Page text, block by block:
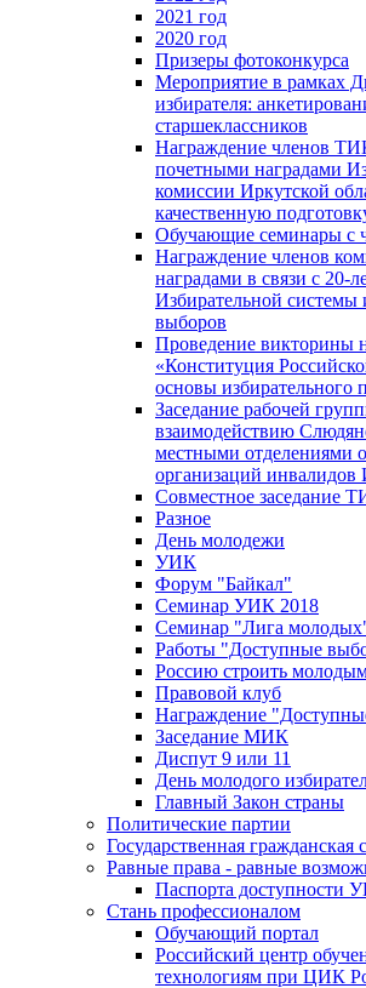
2021 год
2020 год
Призеры фотоконкурса
Мероприятие в рамках
избирателя:
старшеклассников
Награждение членов
почетными наградами
комиссии Иркутской
качественную
Обучающие семинары с
Награждение членов
наградами в связи с 20-
Избирательной системы
выборов
Проведение викторины
«Конституция
основы избирательного
Заседание рабочей
взаимодействию
местными отделениями
организаций
Совместное
Разное
День молодежи
УИК
Форум "Байкал"
Семинар УИК 2018
Семинар "Лига
Работы "Доступные
Россию строить
Правовой клуб
Награждение
Заседание МИК
Диспут 9 или 11
День молодого
Главный Закон страны
Политические партии
Государственная гражданская
Равные права - равные
Паспорта доступности
Стань профессионалом
Обучающий портал
Российский центр
технологиям при ЦИК